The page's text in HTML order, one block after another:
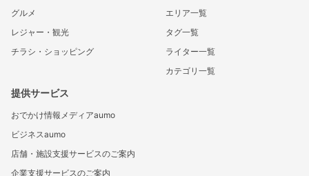
グルメ
レジャー・観光
チラシ・ショッピング
エリア一覧
タグ一覧
ライター一覧
カテゴリ一覧
提供サービス
おでかけ情報メディアaumo
ビジネスaumo
店舗・施設支援サービスのご案内
企業支援サービスのご案内